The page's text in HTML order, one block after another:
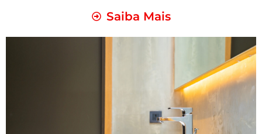
Saiba Mais